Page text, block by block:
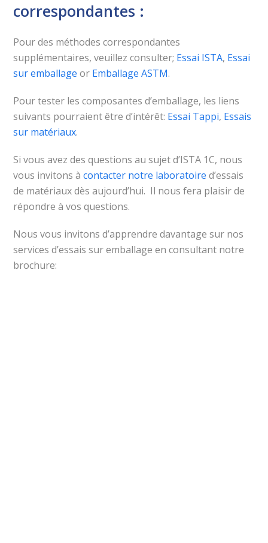
correspondantes :
Pour des méthodes correspondantes
supplémentaires, veuillez consulter; Essai ISTA, Essai
sur emballage or Emballage ASTM.
Pour tester les composantes d’emballage, les liens
suivants pourraient être d’intérêt: Essai Tappi, Essais
sur matériaux.
Si vous avez des questions au sujet d’ISTA 1C, nous
vous invitons àcontacter notre laboratoire d’essais
de matériaux dès aujourd’hui. Il nous fera plaisir de
répondre à vos questions.
Nous vous invitons d’apprendre davantage sur nos
services d’essais sur emballage en consultant notre
brochure: